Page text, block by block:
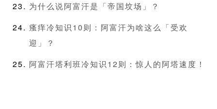
为什么说阿富汗是「帝国坟场」？
瘙痒冷知识10则：阿富汗为啥这么「受欢
迎」？
阿富汗塔利班冷知识12则：惊人的阿塔速度！